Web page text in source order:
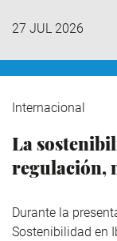
27 JUL 2026
Internacional
La
regulación,
Durante la
Sostenibilidad en